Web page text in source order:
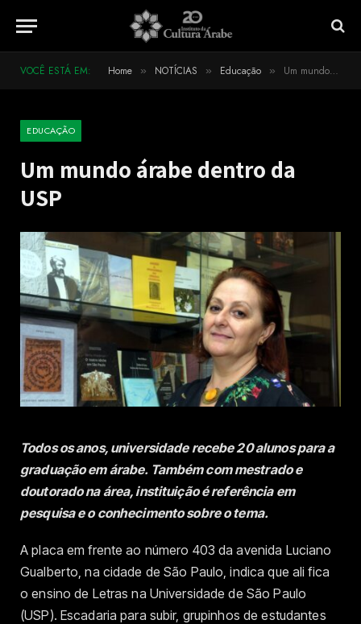
VOCÊ ESTÁ EM: Home » NOTÍCIAS » Educação » Um mundo árabe dentro da USP
EDUCAÇÃO
Um mundo árabe dentro da
USP
Todos os anos, universidade recebe 20 alunos para a
graduação em árabe. Também com mestrado e
doutorado na área, instituição é referência em
pesquisa e o conhecimento sobre o tema.
A placa em frente ao número 403 da avenida Luciano
Gualberto, na cidade de São Paulo, indica que ali fica
o ensino de Letras na Universidade de São Paulo
(USP). Escadaria para subir, grupinhos de estudantes